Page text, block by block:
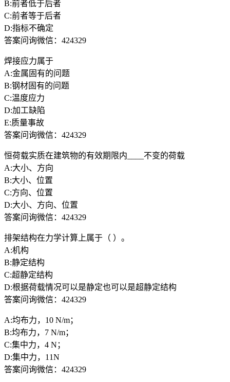
B:前者低于后者
C:前者等于后者
D:指标不确定
答案问询微信：424329
焊接应力属于
A:金属固有的问题
B:钢材固有的问题
C:温度应力
D:加工缺陷
E:质量事故
答案问询微信：424329
恒荷载实质在建筑物的有效期限内____不变的荷载
A:大小、方向
B:大小、位置
C:方向、位置
D:大小、方向、位置
答案问询微信：424329
排架结构在力学计算上属于（ ）。
A:机构
B:静定结构
C:超静定结构
D:根据荷载情况可以是静定也可以是超静定结构
答案问询微信：424329
A:均布力，10 N/m；
B:均布力，7 N/m；
C:集中力，4 N；
D:集中力，11N
答案问询微信：424329